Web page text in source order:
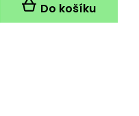
Do košíku